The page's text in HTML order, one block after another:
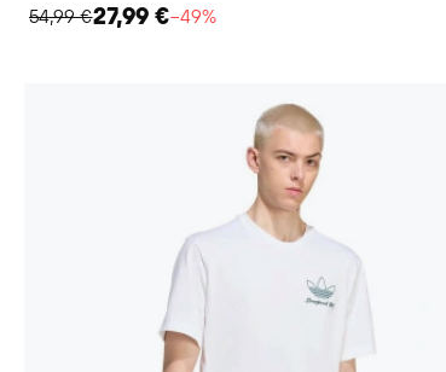
54,99 €27,99 €−49%